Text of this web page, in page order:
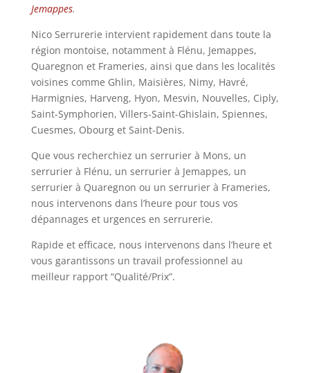
Jemappes.
Nico Serrurerie intervient rapidement dans toute la
région montoise, notamment à Flénu, Jemappes,
Quaregnon et Frameries, ainsi que dans les localités
voisines comme Ghlin, Maisières, Nimy, Havré,
Harmignies, Harveng, Hyon, Mesvin, Nouvelles, Ciply,
Saint-Symphorien, Villers-Saint-Ghislain, Spiennes,
Cuesmes, Obourg et Saint-Denis.
Que vous recherchiez un serrurier à Mons, un
serrurier à Flénu, un serrurier à Jemappes, un
serrurier à Quaregnon ou un serrurier à Frameries,
nous intervenons dans l’heure pour tous vos
dépannages et urgences en serrurerie.
Rapide et efficace, nous intervenons dans l’heure et
vous garantissons un travail professionnel au
meilleur rapport “Qualité/Prix”.